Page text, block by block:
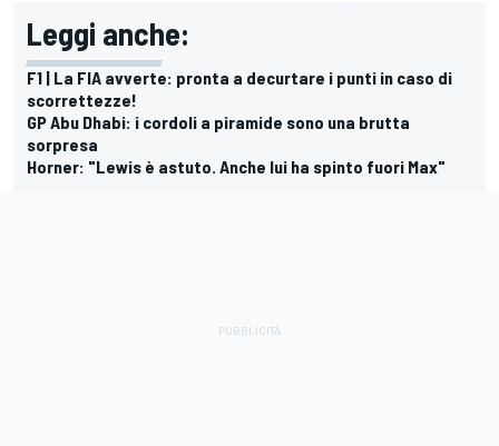
Leggi anche:
F1 | La FIA avverte: pronta a decurtare i punti in caso di
scorrettezze!
GP Abu Dhabi: i cordoli a piramide sono una brutta
sorpresa
Horner: "Lewis è astuto. Anche lui ha spinto fuori Max"